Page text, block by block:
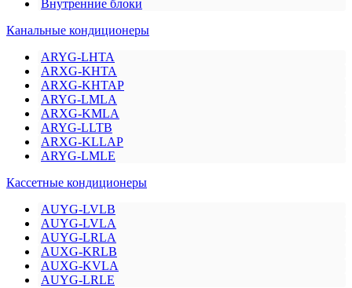
Внутренние блоки
Канальные кондиционеры
ARYG-LHTA
ARXG-KHTA
ARXG-KHTAP
ARYG-LMLA
ARXG-KMLA
ARYG-LLTB
ARXG-KLLAP
ARYG-LMLE
Кассетные кондиционеры
AUYG-LVLB
AUYG-LVLA
AUYG-LRLA
AUXG-KRLB
AUXG-KVLA
AUYG-LRLE